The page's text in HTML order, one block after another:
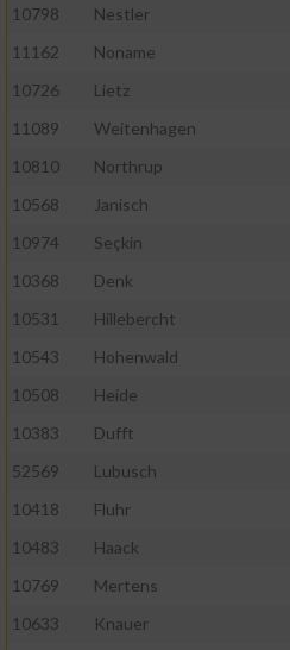
10798
Nestler
11162
Noname
10726
Lietz
11089
Weitenhagen
10810
Northrup
10568
Janisch
10974
Seçkin
10368
Denk
10531
Hillebercht
10543
Hohenwald
10508
Heide
10383
Dufft
52569
Lubusch
10418
Fluhr
10483
Haack
10769
Mertens
10633
Knauer